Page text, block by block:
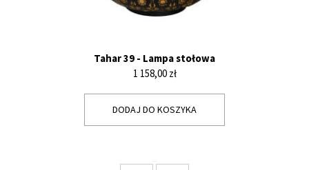
Tahar 39 - Lampa stołowa
Cena
1 158,00 zł
DODAJ DO KOSZYKA